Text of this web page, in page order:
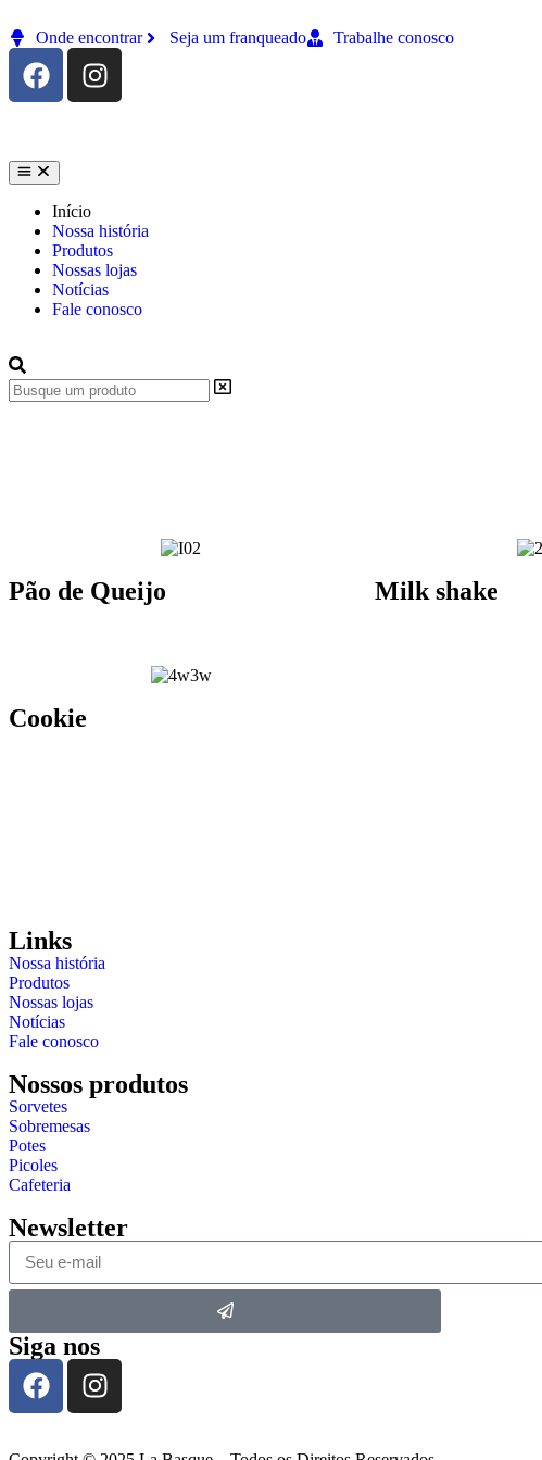
Onde encontrar Seja um franqueado Trabalhe conosco
Início
Nossa história
Produtos
Nossas lojas
Notícias
Fale conosco
Pão de Queijo Milk shake
Cookie
Links
Nossa história
Produtos
Nossas lojas
Notícias
Fale conosco
Nossos produtos
Sorvetes
Sobremesas
Potes
Picoles
Cafeteria
Newsletter
Siga nos